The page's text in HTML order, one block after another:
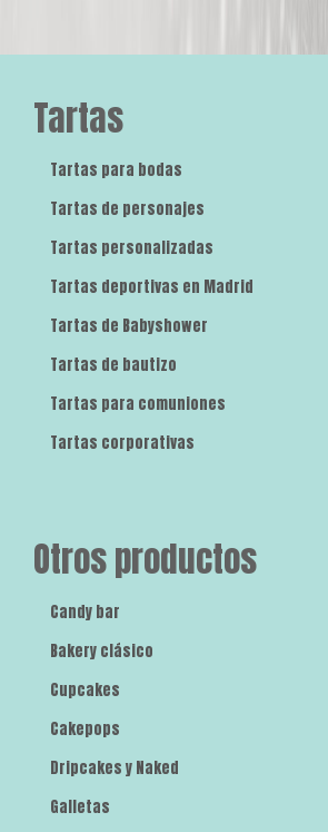
Tartas
Tartas para bodas
Tartas de personajes
Tartas personalizadas
Tartas deportivas en Madrid
Tartas de Babyshower
Tartas de bautizo
Tartas para comuniones
Tartas corporativas
Otros productos
Candy bar
Bakery clásico
Cupcakes
Cakepops
Dripcakes y Naked
Galletas